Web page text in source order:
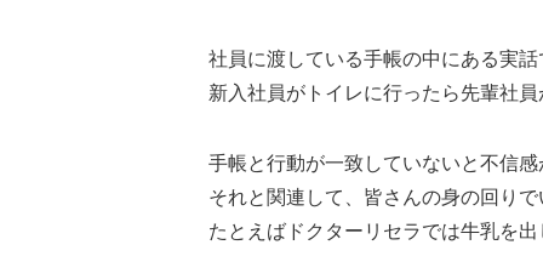
社員に渡している手帳の中にある実話
新入社員がトイレに行ったら先輩社
手帳と行動が一致していないと不信
それと関連して、皆さんの身の回り
たとえばドクターリセラでは牛乳を